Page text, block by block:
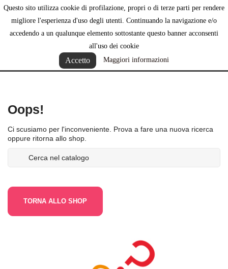
Questo sito utilizza cookie di profilazione, propri o di terze parti per rendere
migliore l'esperienza d'uso degli utenti. Continuando la navigazione e/o
accedendo a un qualunque elemento sottostante questo banner acconsenti
all'uso dei cookie
Accetto Maggiori informazioni

Elenco dei prodotti per la marca Beafun
Oops!
Ci scusiamo per l'inconveniente. Prova a fare una nuova ricerca
oppure ritorna allo shop.
TORNA ALLO SHOP